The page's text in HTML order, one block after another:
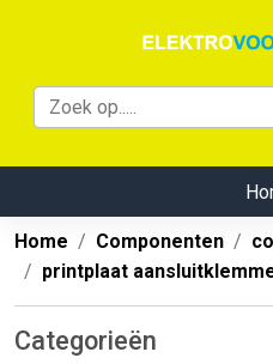
Home Componenten
printplaat
Categorieën